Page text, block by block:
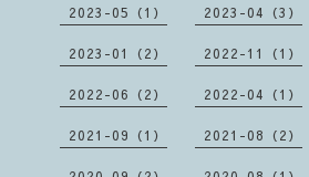
2023-05（1） 2023-04（3）
2023-01（2） 2022-11（1）
2022-06（2） 2022-04（1）
2021-09（1） 2021-08（2）